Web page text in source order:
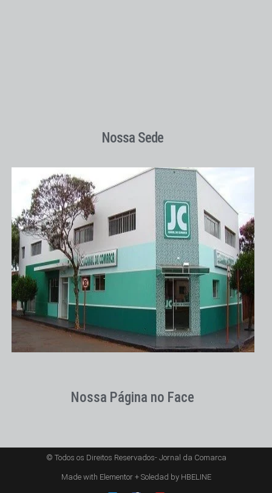
Nossa Sede
Nossa Página no Face
© Todos os Direitos Reservados- Jornal da Comarca
Made with Elementor + Soledad by HBELINE